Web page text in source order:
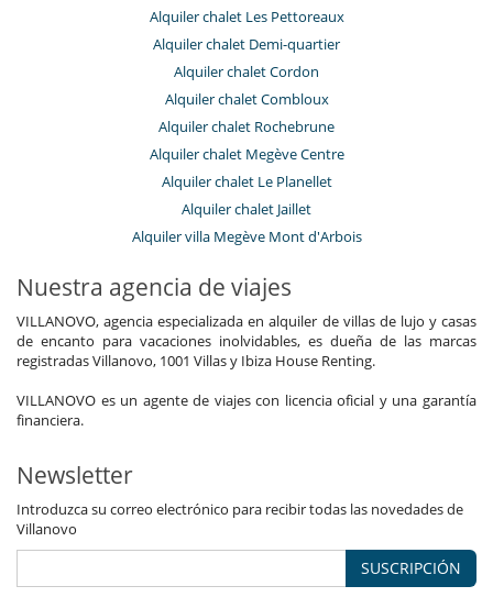
Alquiler chalet Les Pettoreaux
Alquiler chalet Demi-quartier
Alquiler chalet Cordon
Alquiler chalet Combloux
Alquiler chalet Rochebrune
Alquiler chalet Megève Centre
Alquiler chalet Le Planellet
Alquiler chalet Jaillet
Alquiler villa Megève Mont d'Arbois
Nuestra agencia de viajes
VILLANOVO, agencia especializada en alquiler de villas de lujo y casas
de encanto para vacaciones inolvidables, es dueña de las marcas
registradas Villanovo, 1001 Villas y Ibiza House Renting.
VILLANOVO es un agente de viajes con licencia oficial y una garantía
financiera.
Newsletter
Introduzca su correo electrónico para recibir todas las novedades de
Villanovo
SUSCRIPCIÓN